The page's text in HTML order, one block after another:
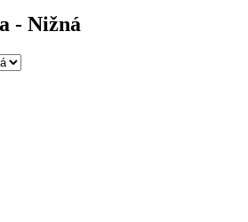
- Nižná